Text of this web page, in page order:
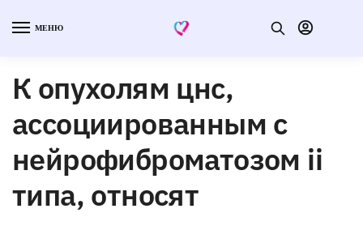
МЕНЮ
К опухолям цнс,
ассоциированным с
нейрофиброматозом ii
типа, относят